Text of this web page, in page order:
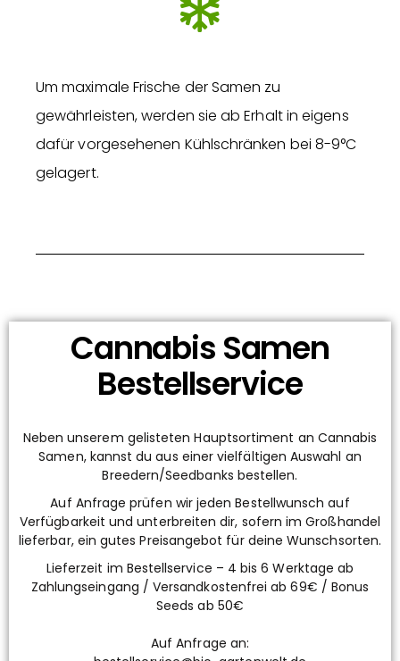
Um maximale Frische der Samen zu
gewährleisten, werden sie ab Erhalt in eigens
dafür vorgesehenen Kühlschränken bei 8-9°C
gelagert.
Cannabis Samen
Bestellservice
Neben unserem gelisteten Hauptsortiment an Cannabis
Samen, kannst du aus einer vielfältigen Auswahl an
Breedern/Seedbanks bestellen.
Auf Anfrage prüfen wir jeden Bestellwunsch auf
Verfügbarkeit und unterbreiten dir, sofern im Großhandel
lieferbar, ein gutes Preisangebot für deine Wunschsorten.
Lieferzeit im Bestellservice – 4 bis 6 Werktage ab
Zahlungseingang / Versandkostenfrei ab 69€ / Bonus
Seeds ab 50€
Auf Anfrage an: